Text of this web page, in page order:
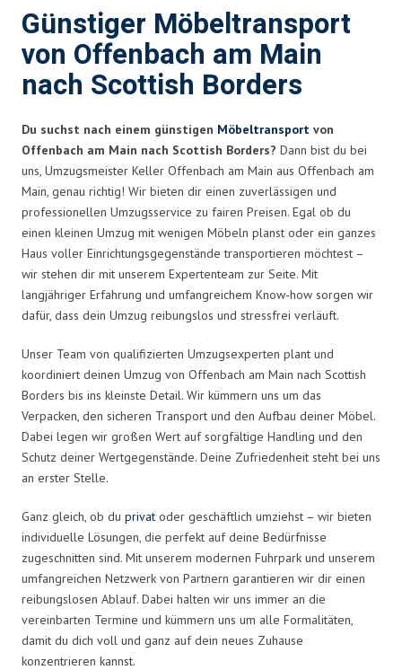
Günstiger Möbeltransport
von Offenbach am Main
nach Scottish Borders
Du suchst nach einem günstigen Möbeltransport von
Offenbach am Main nach Scottish Borders? Dann bist du bei
uns, Umzugsmeister Keller Offenbach am Main aus Offenbach am
Main, genau richtig! Wir bieten dir einen zuverlässigen und
professionellen Umzugsservice zu fairen Preisen. Egal ob du
einen kleinen Umzug mit wenigen Möbeln planst oder ein ganzes
Haus voller Einrichtungsgegenstände transportieren möchtest –
wir stehen dir mit unserem Expertenteam zur Seite. Mit
langjähriger Erfahrung und umfangreichem Know-how sorgen wir
dafür, dass dein Umzug reibungslos und stressfrei verläuft.
Unser Team von qualifizierten Umzugsexperten plant und
koordiniert deinen Umzug von Offenbach am Main nach Scottish
Borders bis ins kleinste Detail. Wir kümmern uns um das
Verpacken, den sicheren Transport und den Aufbau deiner Möbel.
Dabei legen wir großen Wert auf sorgfältige Handling und den
Schutz deiner Wertgegenstände. Deine Zufriedenheit steht bei uns
an erster Stelle.
Ganz gleich, ob du privat oder geschäftlich umziehst – wir bieten
individuelle Lösungen, die perfekt auf deine Bedürfnisse
zugeschnitten sind. Mit unserem modernen Fuhrpark und unserem
umfangreichen Netzwerk von Partnern garantieren wir dir einen
reibungslosen Ablauf. Dabei halten wir uns immer an die
vereinbarten Termine und kümmern uns um alle Formalitäten,
damit du dich voll und ganz auf dein neues Zuhause
konzentrieren kannst.